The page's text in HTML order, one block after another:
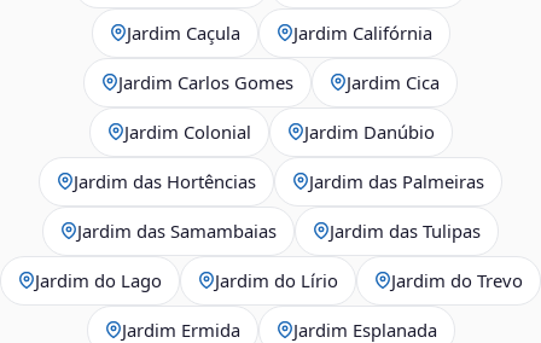
Jardim Caçula Jardim Califórnia
Jardim Carlos Gomes Jardim Cica
Jardim Colonial Jardim Danúbio
Jardim das Hortências Jardim das Palmeiras
Jardim das Samambaias Jardim das Tulipas
Jardim do Lago Jardim do Lírio Jardim do Trevo
Jardim Ermida Jardim Esplanada